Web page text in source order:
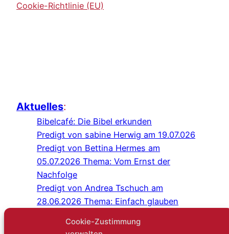
Cookie-Zustimmung
Cookie-Richtlinie (EU)
Aktuelles:
Bibelcafé: Die Bibel erkunden
Predigt von sabine Herwig am 19.07.026
Predigt von Bettina Hermes am
05.07.2026 Thema: Vom Ernst der
Nachfolge
Predigt von Andrea Tschuch am
28.06.2026 Thema: Einfach glauben
Predigt von Sabine Herwig am